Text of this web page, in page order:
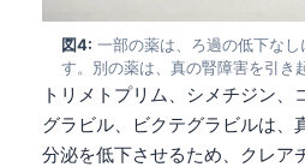
図4: 一部の薬は、ろ過の低下な
す。別の薬は、真の腎障害を引き
トリメトプリム、シメチジン、
グラビル、ビクテグラビルは、
分泌を低下させるため、クレア